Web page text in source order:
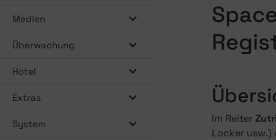
Im Reiter
Locker usw.)
Medien
Überwachung
Hotel
Extras
System